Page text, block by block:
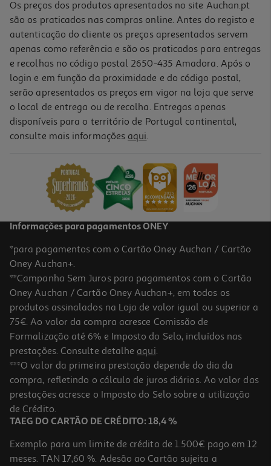
Água Perfumada Uriage Bebé 1º Senteur 50ml
13,49 €
5.0 (34)
Eau De Toillete Klorane Bebé 50ml
319.8 €/Lt
15,99 €
Os preços dos produtos apresentados no site Auchan.pt
são os praticados nas compras online. Antes do registo e
autenticação do cliente os preços apresentados servem
apenas como referência e são os praticados para entregas
e recolhas no código postal 2650-435 Amadora. Após o
login e em função da proximidade e do código postal,
serão apresentados os preços em vigor na loja que serve
o local de entrega ou de recolha. Entregas apenas
disponíveis para o território de Portugal continental,
consulte mais informações aqui.
Informações para pagamentos ONEY
*para pagamentos com o Cartão Oney Auchan / Cartão
Oney Auchan+.
**Campanha Sem Juros para pagamentos com o Cartão
Oney Auchan / Cartão Oney Auchan+, em todos os
produtos assinalados na Loja de valor igual ou superior a
75€. Ao valor da compra acresce Comissão de
Formalização até 6% e Imposto do Selo, incluídos nas
prestações. Consulte detalhe aqui.
***O valor da primeira prestação depende do dia da
compra, refletindo o cálculo de juros diários. Ao valor das
prestações acresce o Imposto do Selo sobre a utilização
de Crédito.
TAEG DO CARTÃO DE CRÉDITO: 18,4 %
Exemplo para um limite de crédito de 1.500€ pago em 12
meses. TAN 17,60 %. Adesão ao Cartão sujeita a